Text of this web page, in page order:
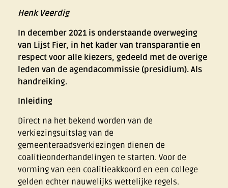
Henk Veerdig
In december 2021 is onderstaande overweging
van Lijst Fier, in het kader van transparantie en
respect voor alle kiezers, gedeeld met de overige
leden van de agendacommissie (presidium). Als
handreiking.
Inleiding
Direct na het bekend worden van de
verkiezingsuitslag van de
gemeenteraadsverkiezingen dienen de
coalitieonderhandelingen te starten. Voor de
vorming van een coalitieakkoord en een college
gelden echter nauwelijks wettelijke regels.